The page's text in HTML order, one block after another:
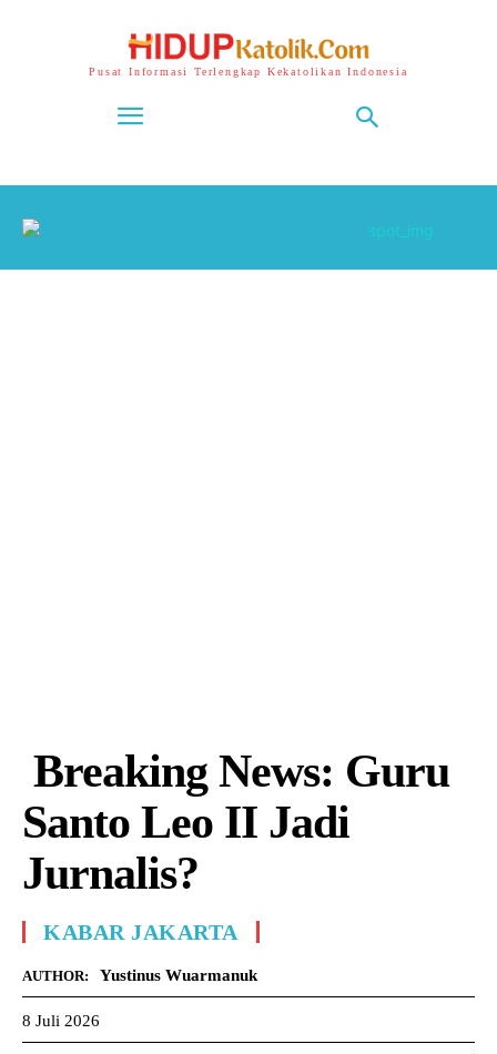
Pusat Informasi Terlengkap Kekatolikan Indonesia
Breaking News: Guru
Santo Leo II Jadi
Jurnalis?
KABAR JAKARTA
AUTHOR: Yustinus Wuarmanuk
8 Juli 2026